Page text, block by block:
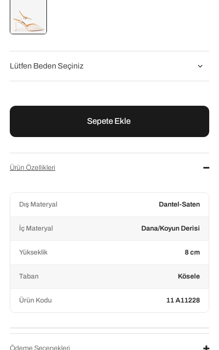
₺10.000,00
₺12.500,00
Ürün Özellikleri
Dış Materyal Dantel-Saten
İç Materyal Dana/Koyun Derisi
Yükseklik 8 cm
Taban Kösele
Ürün Kodu 11 A11228
Ödeme Seçenekleri